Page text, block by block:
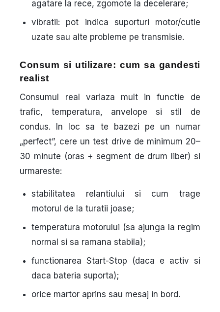
agatare la rece, zgomote la decelerare;
vibratii: pot indica suporturi motor/cutie
uzate sau alte probleme pe transmisie.
Consum si utilizare: cum sa gandesti
realist
Consumul real variaza mult in functie de
trafic, temperatura, anvelope si stil de
condus. In loc sa te bazezi pe un numar
„perfect”, cere un test drive de minimum 20–
30 minute (oras + segment de drum liber) si
urmareste:
stabilitatea relantiului si cum trage
motorul de la turatii joase;
temperatura motorului (sa ajunga la regim
normal si sa ramana stabila);
functionarea Start-Stop (daca e activ si
daca bateria suporta);
orice martor aprins sau mesaj in bord.